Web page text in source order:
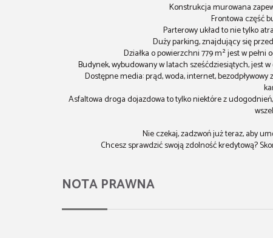
Konstrukcja murowana
Frontowa część
Parterowy układ to nie tylko
Duży parking, znajdujący się
Działka o powierzchni 779 m² jest w
Budynek, wybudowany w latach sześćdziesiątych, jest
Dostępne media: prąd, woda, internet,
Asfaltowa droga dojazdowa to tylko niektóre z
Nie czekaj, zadzwoń już teraz, aby
Chcesz sprawdzić swoją zdolność kredytową?
NOTA PRAWNA